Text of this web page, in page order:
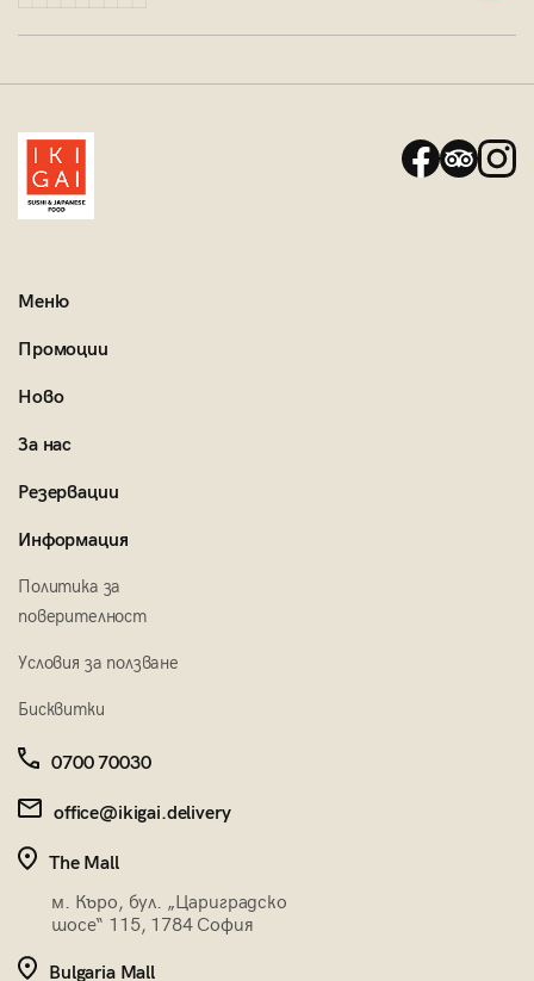
Меню
Промоции
Ново
За нас
Резервации
Информация
Политика за
поверителност
Условия за ползване
Бисквитки
0700 70030
office@ikigai.delivery
The Mall
м. Къро, бул. „Цариградско
шосе“ 115, 1784 София
Bulgaria Mall